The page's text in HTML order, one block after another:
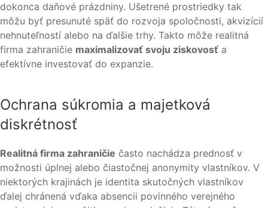
dokonca daňové prázdniny. Ušetrené prostriedky tak
môžu byť presunuté späť do rozvoja spoločnosti, akvizícií
nehnuteľností alebo na ďalšie trhy. Takto môže realitná
firma zahraničie maximalizovať svoju ziskovosť a
efektívne investovať do expanzie.
Ochrana súkromia a majetková
diskrétnosť
Realitná firma zahraničie často nachádza prednosť v
možnosti úplnej alebo čiastočnej anonymity vlastníkov. V
niektorých krajinách je identita skutočných vlastníkov
ďalej chránená vďaka absencii povinného verejného